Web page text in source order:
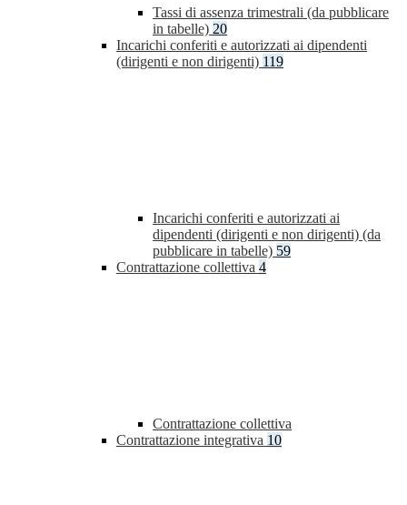
Tassi di assenza trimestrali (da pubblicare
in tabelle) 20
Incarichi conferiti e autorizzati ai dipendenti
(dirigenti e non dirigenti) 119
Incarichi conferiti e autorizzati ai
dipendenti (dirigenti e non dirigenti) (da
pubblicare in tabelle) 59
Contrattazione collettiva 4
Contrattazione collettiva
Contrattazione integrativa 10